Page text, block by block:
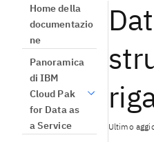
Home della
documentazio
ne
Panoramica
di IBM
Cloud Pak
for Data as
a Service
Ultimo